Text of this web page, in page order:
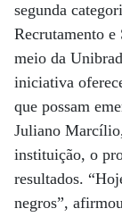
segunda
Recrutamento e
meio da
iniciativa
que possam
Juliano
instituição, o
resultados.
negros”,